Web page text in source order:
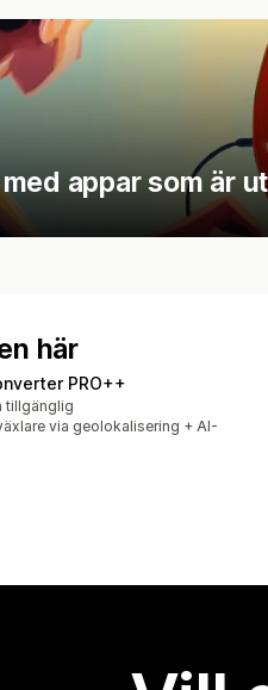
appar som är
här
PRO++
tillgänglig
via geolokalisering + AI-